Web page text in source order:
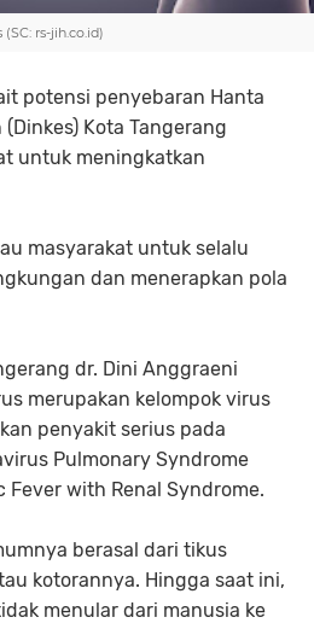
rs-jih.co.id)
potensi penyebaran Hanta
Kota Tangerang
untuk meningkatkan
masyarakat untuk selalu
dan menerapkan pola
dr. Dini Anggraeni
merupakan kelompok virus
penyakit serius pada
Pulmonary Syndrome
Fever with Renal Syndrome.
berasal dari tikus
kotorannya. Hingga saat ini,
menular dari manusia ke